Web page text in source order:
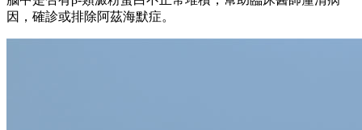
因，確診或排除阿茲海默症。